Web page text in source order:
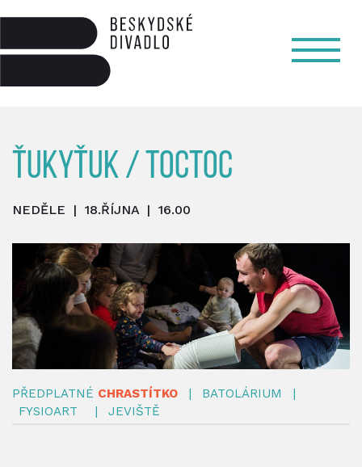
ŤukyŤuk / TocToc
NEDĚLE | 18.ŘÍJNA | 16.00
PŘEDPLATNÉ CHRASTÍTKO | BATOLÁRIUM
|
FYSIOART
| JEVIŠTĚ